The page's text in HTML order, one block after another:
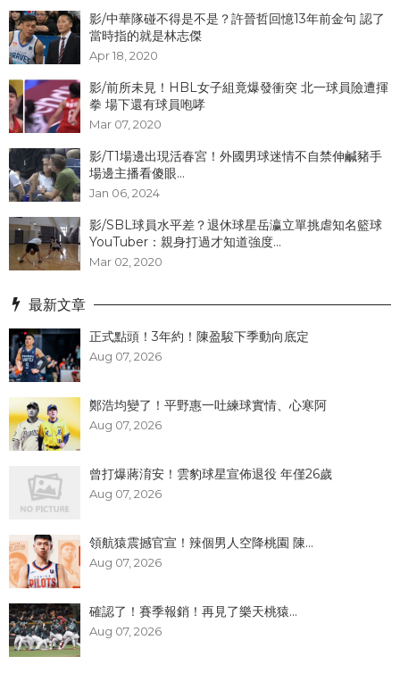
影/中華隊碰不得是不是？許晉哲回憶13年前金句 認了
當時指的就是林志傑
Apr 18, 2020
影/前所未見！HBL女子組竟爆發衝突 北一球員險遭揮
拳 場下還有球員咆哮
Mar 07, 2020
影/T1場邊出現活春宮！外國男球迷情不自禁伸鹹豬手
場邊主播看傻眼...
Jan 06, 2024
影/SBL球員水平差？退休球星岳瀛立單挑虐知名籃球
YouTuber：親身打過才知道強度...
Mar 02, 2020
最新文章
正式點頭！3年約！陳盈駿下季動向底定
Aug 07, 2026
鄭浩均變了！平野惠一吐練球實情、心寒阿
Aug 07, 2026
曾打爆蔣淯安！雲豹球星宣佈退役 年僅26歲
Aug 07, 2026
領航猿震撼官宣！辣個男人空降桃園 陳...
Aug 07, 2026
確認了！賽季報銷！再見了樂天桃猿...
Aug 07, 2026